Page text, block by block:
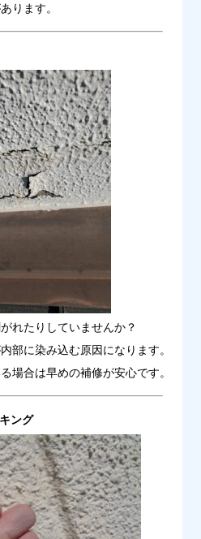
ります。
れたりしていませんか？
部に染み込む原因になります。
場合は早めの補修が安心です。
ング